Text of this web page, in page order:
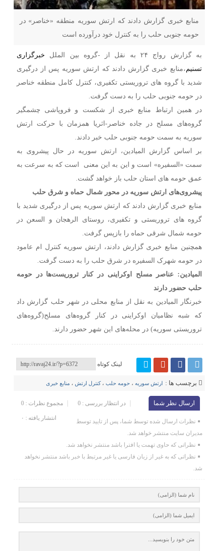
منابع خبری گزارش دادند که ارتش سوریه منطقه «خناصر» در
حومه جنوبی حلب را به کنترل خود درآورده است
به گزارش رواج ۲۴ به نقل از -گروه بین الملل
خبرگزاری
تسنیم،منابع خبری گزارش دادند که ارتش سوریه پس از درگیری
شدید با گروه های تروریستی تکفیری، کنترل کامل منطقه خناصر
در حومه جنوبی حلب را به دست گرفت.
در همین ارتباط منابع خبری از شکست و فروپاشی چشمگیر
گروه‌های مسلح در جاده خناصر-اثریا همزمان با حرکت ارتش
سوریه به سمت حومه جنوبی حلب خبر دادند.
بر اساس گزارش المیادین، ارتش سوریه در حال پیشروی به
سمت «السفیره» است و این به این معنی است که به سرعت به
عمق حومه های استان حلب باز خواهد گشت.
پیشروی‌های ارتش سوریه در محور شمال حماه و شرق حلب
منابع خبری گزارش دادند که ارتش سوریه پس از درگیری شدید با
گروه های تروریستی و تکفیری، روستای الرهجان و السعن در
حومه شمال شرقی حماه را بازپس گرفت.
همچنین منابع خبری گزارش دادند، ارتش سوریه کنترل ام عامود
در حومه شهرک السفیره در شرق حلب را به دست گرفت.
المیادین: عناصر مسلح اوکراینی در کنار تروریست‌ها در حومه
حلب حضور دارند
خبرنگار المیادین به نقل از منابع محلی در شهر حلب گزارش داد
که شبه نظامیان اوکراینی در کنار گروه‌های مسلح(گروه‌های
تروریستی سوریه) در محله‌های این شهر حضور دارند.
لینک کوتاه
برچسب ها : ارتش سوریه ، حومه حلب ،کنترل ارتش ، منابع خبری
ارسال نظر شما مجموع نظرات : 0 در انتظار بررسی : 0
انتشار یافته : ۰
نظرات ارسال شده توسط شما، پس از تایید توسط
مدیران سایت منتشر خواهد شد.
نظراتی که حاوی تهمت یا افترا باشد منتشر نخواهد شد.
نظراتی که به غیر از زبان فارسی یا غیر مرتبط با خبر باشد منتشر نخواهد
شد.